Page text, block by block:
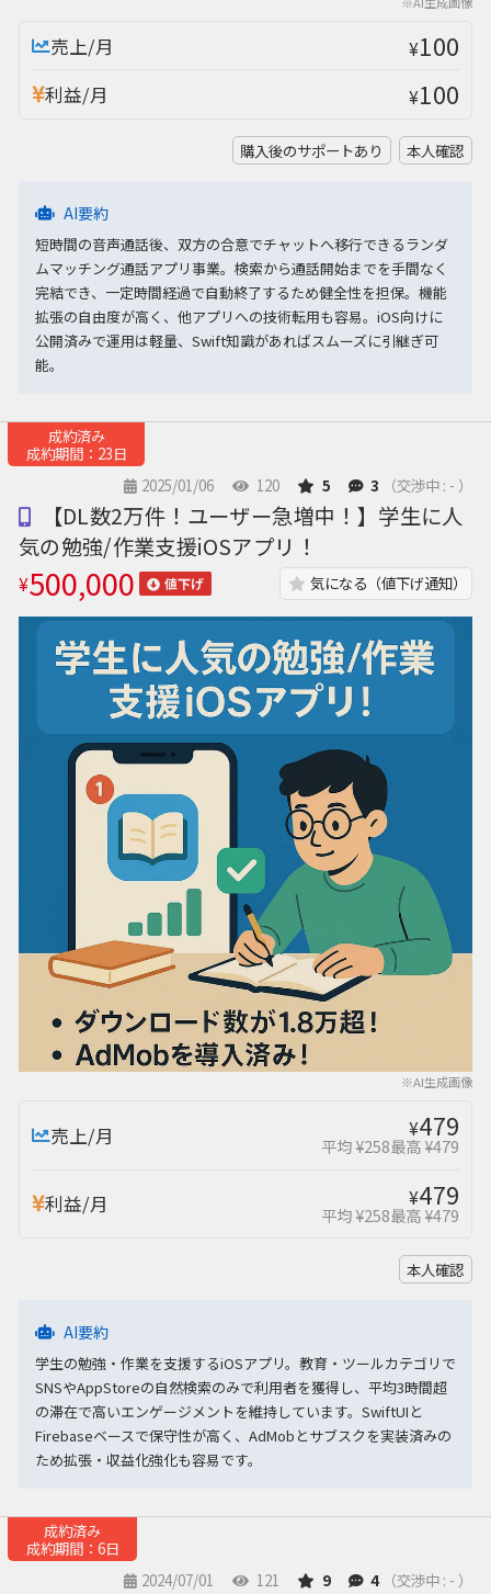
売上/月 ¥100
利益/月 ¥100
購入後のサポートあり 本人確認
AI要約
短時間の音声通話後、双方の合意でチャットへ移行できるランダ
ムマッチング通話アプリ事業。検索から通話開始までを手間なく
完結でき、一定時間経過で自動終了するため健全性を担保。機能
拡張の自由度が高く、他アプリへの技術転用も容易。iOS向けに
公開済みで運用は軽量、Swift知識があればスムーズに引継ぎ可
能。
成約済み
成約期間：23日
2025/01/06
120 5 3 （交渉中 : - ）
※AI生成画像
【DL数2万件！ユーザー急増中！】学生に人
気の勉強/作業支援iOSアプリ！
¥500,000 値下げ 気になる（値下げ通知）
売上/月 ¥479
平均 ¥258最高 ¥479
利益/月 ¥479
平均 ¥258最高 ¥479
本人確認
AI要約
学生の勉強・作業を支援するiOSアプリ。教育・ツールカテゴリで
SNSやAppStoreの自然検索のみで利用者を獲得し、平均3時間超
の滞在で高いエンゲージメントを維持しています。SwiftUIと
Firebaseベースで保守性が高く、AdMobとサブスクを実装済みの
ため拡張・収益化強化も容易です。
成約済み
成約期間：6日
2024/07/01
121 9 4 （交渉中 : - ）